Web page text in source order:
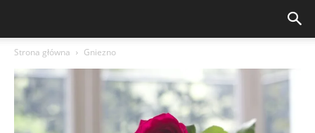
Strona główna Gniezno